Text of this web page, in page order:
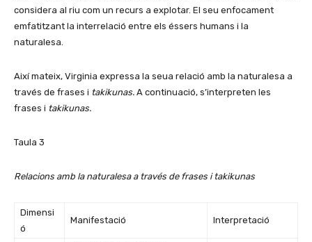
considera al riu com un recurs a explotar. El seu enfocament
emfatitzant la interrelació entre els éssers humans i la
naturalesa.
Així mateix, Virginia expressa la seua relació amb la naturalesa a
través de frases i takikunas. A continuació, s’interpreten les
frases i takikunas.
Taula 3
Relacions amb la naturalesa a través de frases i takikunas
Dimensi
ó
Manifestació Interpretació